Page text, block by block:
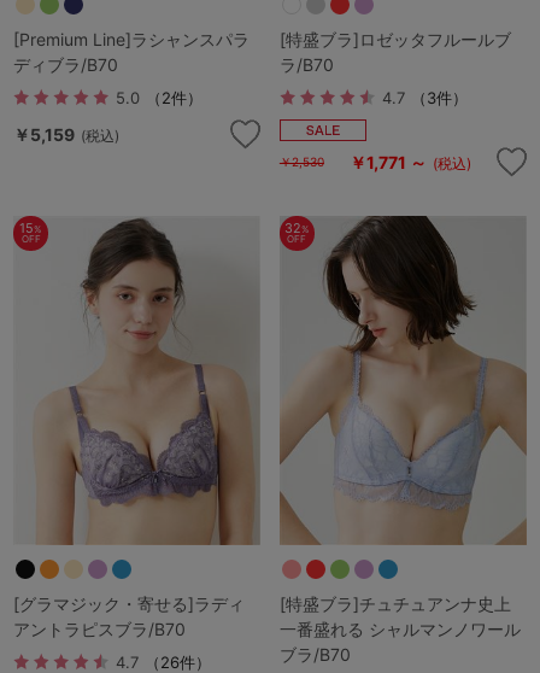
[Premium Line]ラシャンスパラ
ディブラ/B70
5.0 （2件）
￥5,159 (税込)
[特盛ブラ]ロゼッタフルールブ
ラ/B70
4.7 （3件）
￥2,530 ￥1,771 ～ (税込)
15%
OFF
[グラマジック・寄せる]ラディ
アントラピスブラ/B70
4.7 （26件）
32%
OFF
[特盛ブラ]チュチュアンナ史上
一番盛れる シャルマンノワール
ブラ/B70